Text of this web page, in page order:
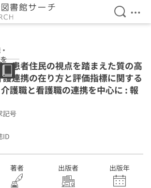
検索を
メ
患者住民の視点を踏まえた質の高
連携の在り方と評価指標に関する
護職と看護職の連携を中心に : 報
記号
ID
著者 出版者 出版年